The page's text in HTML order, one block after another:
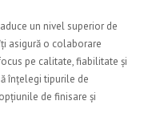
un nivel superior de
asigură o colaborare
pe calitate, fiabilitate și
înțelegi tipurile de
de finisare și